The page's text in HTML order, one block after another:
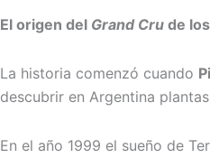
El origen del Grand Cru de
La historia comenzó cuando
descubrir en Argentina
En el año 1999 el sueño de